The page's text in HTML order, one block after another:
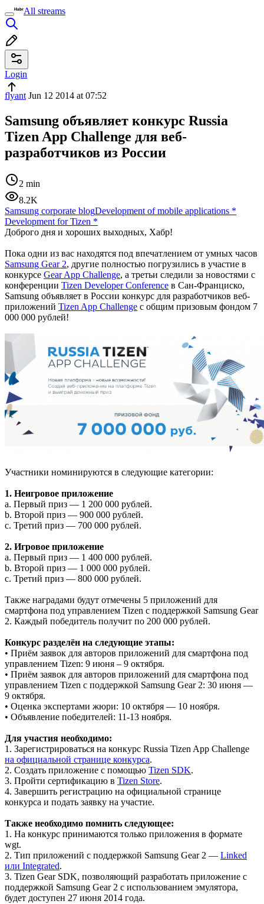
All streams
Login
flyant Jun 12 2014 at 07:52
Samsung объявляет конкурс Russia
Tizen App Challenge для веб-
разработчиков из России
2 min
8.2K
Samsung corporate blogDevelopment of mobile applications *
Development for Tizen *
Доброго дня и хороших выходных, Хабр!
Пока одни из вас находятся под впечатлением от умных часов
Samsung Gear 2, другие полностью погрузились в участие в
конкурсе Gear App Challenge, а третьи следили за новостями с
конференции Tizen Developer Conference в Сан-Франциско,
Samsung объявляет в России конкурс для разработчиков веб-
приложений Tizen App Challenge с общим призовым фондом 7
000 000 рублей!
Участники номинируются в следующие категории:
1. Неигровое приложение
a. Первый приз — 1 200 000 рублей.
b. Второй приз — 900 000 рублей.
c. Третий приз — 700 000 рублей.
2. Игровое приложение
a. Первый приз — 1 400 000 рублей.
b. Второй приз — 1 000 000 рублей.
c. Третий приз — 800 000 рублей.
Также наградами будут отмечены 5 приложений для
смартфона под управлением Tizen с поддержкой Samsung Gear
2. Каждый победитель получит по 200 000 рублей.
Конкурс разделён на следующие этапы:
• Приём заявок для авторов приложений для смартфона под
управлением Tizen: 9 июня – 9 октября.
• Приём заявок для авторов приложений для смартфона под
управлением Tizen с поддержкой Samsung Gear 2: 30 июня —
9 октября.
• Оценка экспертами жюри: 10 октября — 10 ноября.
• Объявление победителей: 11-13 ноября.
Для участия необходимо:
1. Зарегистрироваться на конкурс Russia Tizen App Challenge
на официальной странице конкурса.
2. Создать приложение с помощью Tizen SDK.
3. Пройти сертификацию в Tizen Store.
4. Завершить регистрацию на официальной странице
конкурса и подать заявку на участие.
Также необходимо помнить следующее:
1. На конкурс принимаются только приложения в формате
wgt.
2. Тип приложений с поддержкой Samsung Gear 2 — Linked
или Integrated.
3. Tizen Gear SDK, позволяющий разработать приложение с
поддержкой Samsung Gear 2 с использованием эмулятора,
будет доступен 27 июня 2014 года.